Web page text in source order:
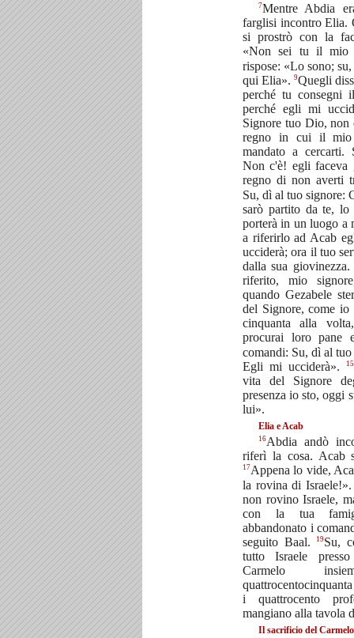
7Mentre Abdia
farglisi incontro Elia.
si prostrò con la
«Non sei tu il mio
rispose: «Lo sono;
qui Elia».9Quegli
perché tu consegni
perché egli mi
Signore tuo Dio, non
regno in cui il mio
mandato a cercarti.
Non c'è! egli
regno di non averti
Su, dì al tuo signore:
sarò partito da te,
porterà in un luogo a
a riferirlo ad Acab
ucciderà; ora il tuo
dalla sua giovinezza.
riferito, mio
quando Gezabele
del Signore, come io
cinquanta alla
procurai loro pane
comandi: Su, dì al
Egli mi ucciderà».
15
vita del Signore
presenza io sto, oggi
lui».
Elia e Acab
16Abdia andò
riferì la cosa. Acab
17Appena lo vide,
la rovina di
non rovino Israele,
con la tua
abbandonato i
seguito Baal.
19Su,
tutto Israele
Carmelo
i quattrocento
mangiano alla tavola
Il sacrificio del Carmelo